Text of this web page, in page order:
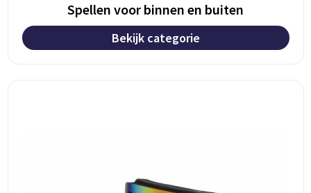
Spellen voor binnen en buiten
Bekijk categorie